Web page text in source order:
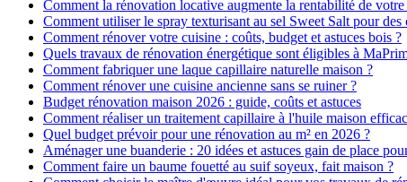
Comment la rénovation locative augmente la rentabilité de
Comment utiliser le spray texturisant au sel Sweet Salt pour
Comment rénover votre cuisine : coûts, budget et astuces bois ?
Quels travaux de rénovation énergétique sont éligibles à
Comment fabriquer une laque capillaire naturelle maison ?
Comment rénover une cuisine ancienne sans se ruiner ?
Budget rénovation maison 2026 : guide, coûts et astuces
Comment réaliser un traitement capillaire à l'huile maison
Quel budget prévoir pour une rénovation au m² en 2026 ?
Aménager une buanderie : 20 idées et astuces gain de place
Comment faire un baume fouetté au suif soyeux, fait maison ?